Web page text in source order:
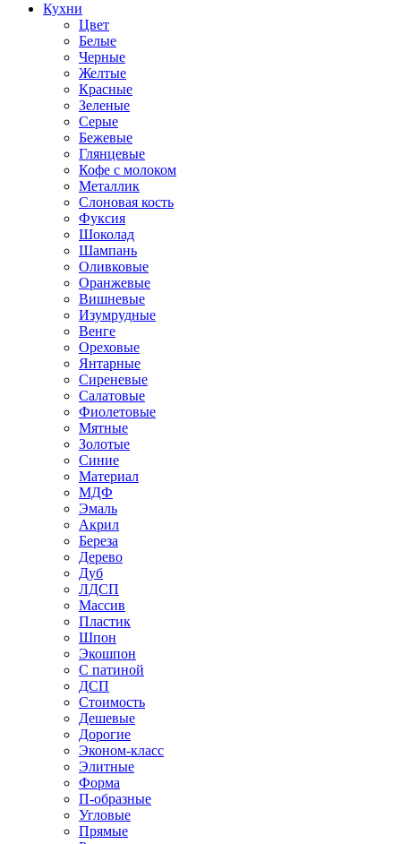
Кухни
Цвет
Белые
Черные
Желтые
Красные
Зеленые
Серые
Бежевые
Глянцевые
Кофе с молоком
Металлик
Слоновая кость
Фуксия
Шоколад
Шампань
Оливковые
Оранжевые
Вишневые
Изумрудные
Венге
Ореховые
Янтарные
Сиреневые
Салатовые
Фиолетовые
Мятные
Золотые
Синие
Материал
МДФ
Эмаль
Акрил
Береза
Дерево
Дуб
ЛДСП
Массив
Пластик
Шпон
Экошпон
С патиной
ДСП
Стоимость
Дешевые
Дорогие
Эконом-класс
Элитные
Форма
П-образные
Угловые
Прямые